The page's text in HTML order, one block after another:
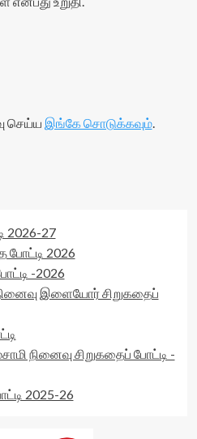
செய்ய இங்கே சொடுக்கவும்.
2026-27
போட்டி 2026
-2026
இளையோர் சிறுகதைப்
நினைவு சிறுகதைப் போட்டி -
2025-26